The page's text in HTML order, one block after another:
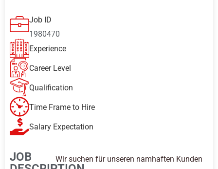
Job ID
1980470
Experience
Career Level
Qualification
Time Frame to Hire
Salary Expectation
JOB
Wir suchen für unseren namhaften Kunden